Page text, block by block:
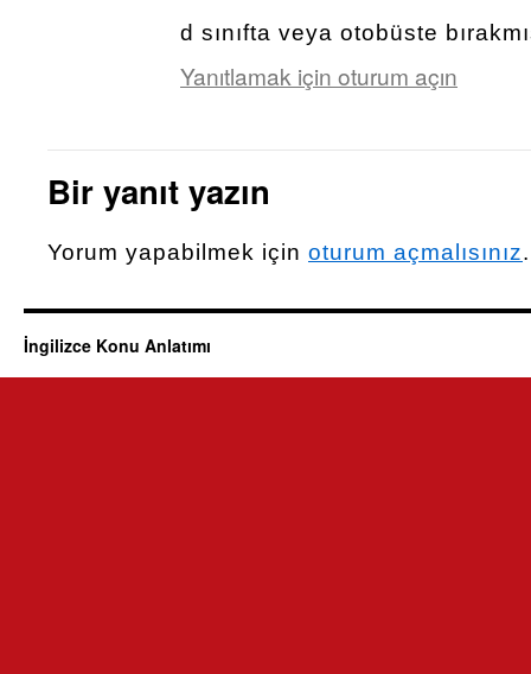
d sınıfta veya otobüste
Yanıtlamak için oturum açın
Bir yanıt yazın
Yorum yapabilmek için oturum açmalısınız.
İngilizce Konu Anlatımı